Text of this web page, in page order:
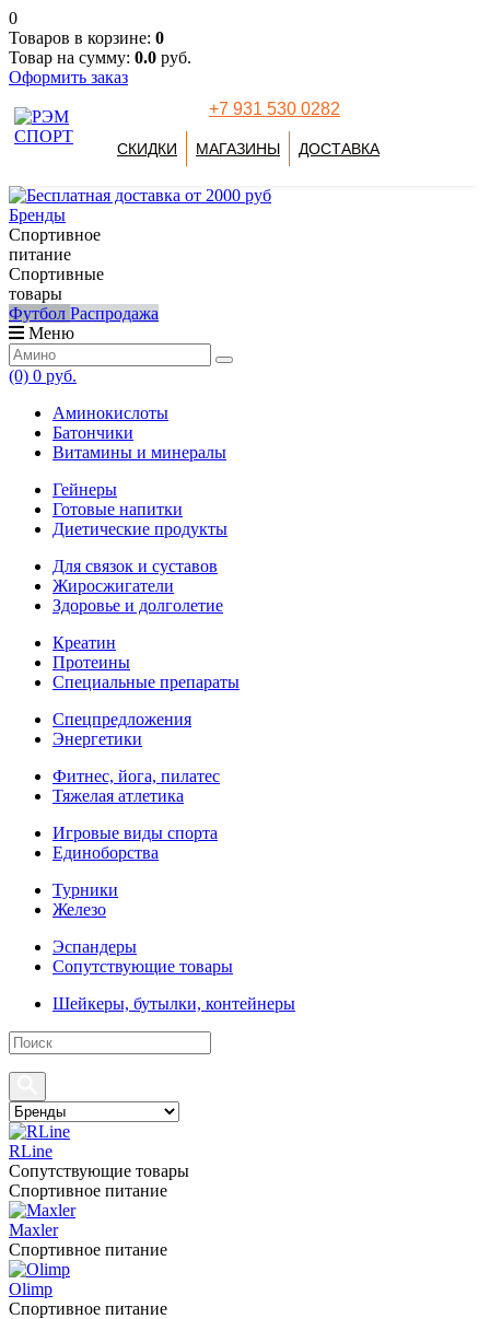
0
Товаров в корзине: 0
Товар на сумму: 0.0 руб.
Оформить заказ
+7 931 530 0282
СКИДКИ МАГАЗИНЫ ДОСТАВКА
Бренды
Спортивное
питание
Спортивные
товары
Футбол Распродажа
Меню
(0) 0 руб.
Аминокислоты
Батончики
Витамины и минералы
Гейнеры
Готовые напитки
Диетические продукты
Для связок и суставов
Жиросжигатели
Здоровье и долголетие
Креатин
Протеины
Специальные препараты
Спецпредложения
Энергетики
Фитнес, йога, пилатес
Тяжелая атлетика
Игровые виды спорта
Единоборства
Турники
Железо
Эспандеры
Сопутствующие товары
Шейкеры, бутылки, контейнеры
RLine
Сопутствующие товары
Спортивное питание
Maxler
Спортивное питание
Olimp
Спортивное питание